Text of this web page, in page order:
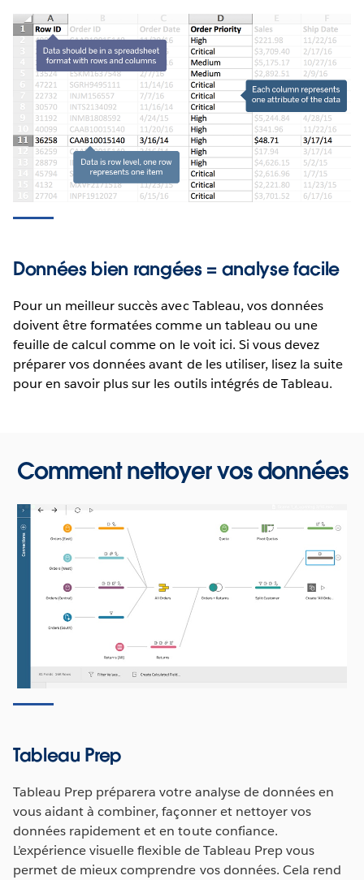
Données bien rangées = analyse facile
Pour un meilleur succès avec Tableau, vos données
doivent être formatées comme un tableau ou une
feuille de calcul comme on le voit ici. Si vous devez
préparer vos données avant de les utiliser, lisez la suite
pour en savoir plus sur les outils intégrés de Tableau.
Comment nettoyer vos données
Tableau Prep
Tableau Prep préparera votre analyse de données en
vous aidant à combiner, façonner et nettoyer vos
données rapidement et en toute confiance.
L’expérience visuelle flexible de Tableau Prep vous
permet de mieux comprendre vos données. Cela rend